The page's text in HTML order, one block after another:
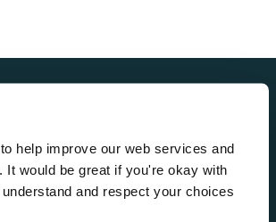
help improve our web services and
It would be great if you're okay with
and respect your choices